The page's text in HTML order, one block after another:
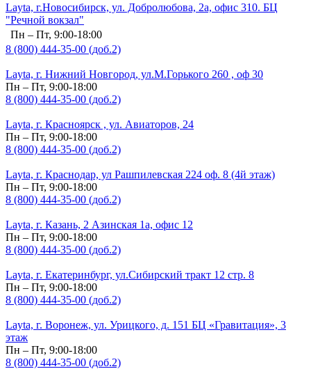
Layta, г.Новосибирск, ул. Добролюбова, 2а, офис 310. БЦ
"Речной вокзал"
Пн – Пт, 9:00-18:00
8 (800) 444-35-00 (доб.2)
Layta, г. Нижний Новгород, ул.М.Горького 260 , оф 30
Пн – Пт, 9:00-18:00
8 (800) 444-35-00 (доб.2)
Layta, г. Красноярск , ул. Авиаторов, 24
Пн – Пт, 9:00-18:00
8 (800) 444-35-00 (доб.2)
Layta, г. Краснодар, ул Рашпилевская 224 оф. 8 (4й этаж)
Пн – Пт, 9:00-18:00
8 (800) 444-35-00 (доб.2)
Layta, г. Казань, 2 Азинская 1а, офис 12
Пн – Пт, 9:00-18:00
8 (800) 444-35-00 (доб.2)
Layta, г. Екатеринбург, ул.Сибирский тракт 12 стр. 8
Пн – Пт, 9:00-18:00
8 (800) 444-35-00 (доб.2)
Layta, г. Воронеж, ул. Урицкого, д. 151 БЦ «Гравитация», 3
этаж
Пн – Пт, 9:00-18:00
8 (800) 444-35-00 (доб.2)